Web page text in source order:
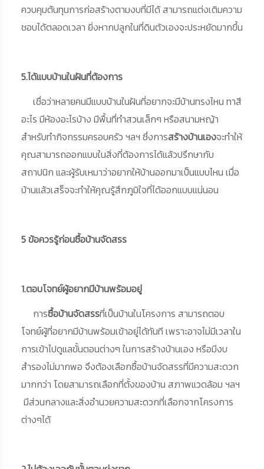
ควบคุมต้นทุนการก่อสร้างตามงบที่มีได้ สามารถแต่งเติมความ
ชอบได้ตลอดเวลา ยิ่งหากปลูกในที่ดินตัวเองจะประหยัดมากขึ้น
5.ได้แบบบ้านในฝันที่ต้องการ
เชื่อว่าหลายคนมีแบบบ้านในฝันที่อยากจะมีบ้านทรงไหน ทาสี
อะไร มีห้องอะไรบ้าง มีพื้นที่ทำสวนเล็กๆ หรือสนามหญ้า
สำหรับทำกิจกรรมครอบครัว ฯลฯ ซึ่งการสร้างบ้านเองจะทำให้
คุณสามารถออกแบบในสิ่งที่ต้องการได้แล้วปรึกษากับ
สถาปนิก และผู้รับเหมาว่าอยากให้บ้านออกมาเป็นแบบไหน เมื่อ
บ้านแล้วเสร็จจะทำให้คุณรู้สึกภูมิใจที่ได้ออกแบบแน่นอน
5 ข้อควรรู้ก่อนซื้อบ้านจัดสรร
1.ตอบโจทย์ผู้อยากมีบ้านพร้อมอยู่
การซื้อบ้านจัดสรรที่เป็นบ้านในโครงการ สามารถตอบ
โจทย์ผู้ที่อยากมีบ้านพร้อมเข้าอยู่ได้ทันที เพราะอาจไม่มีเวลาใน
การเข้าไปดูแลขั้นตอนต่างๆ ในการสร้างบ้านเอง หรือมีงบ
สำรองไม่มากพอ จึงต้องเลือกซื้อบ้านจัดสรรที่มีความสะดวก
มากกว่า โดยสามารถเลือกที่ตั้งของบ้าน สภาพแวดล้อม ฯลฯ
มีส่วนกลางและสิ่งอำนวยความสะดวกที่เลือกจากโครงการ
ต่างๆได้